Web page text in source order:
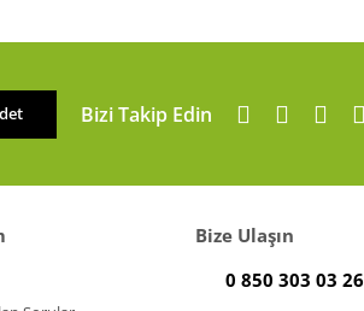
Bizi Takip Edin
Bize Ulaşın
0 850 303 03 26